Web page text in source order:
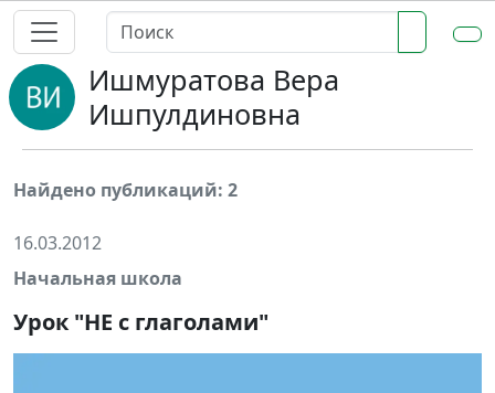
Ишмуратова Вера
Ишпулдиновна
Найдено публикаций: 2
16.03.2012
Начальная школа
Урок "НЕ с глаголами"